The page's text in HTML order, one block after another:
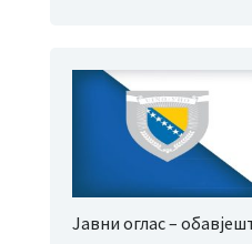
Јавни оглас –